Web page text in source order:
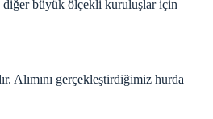
diğer büyük ölçekli kuruluşlar için
Alımını gerçekleştirdiğimiz hurda